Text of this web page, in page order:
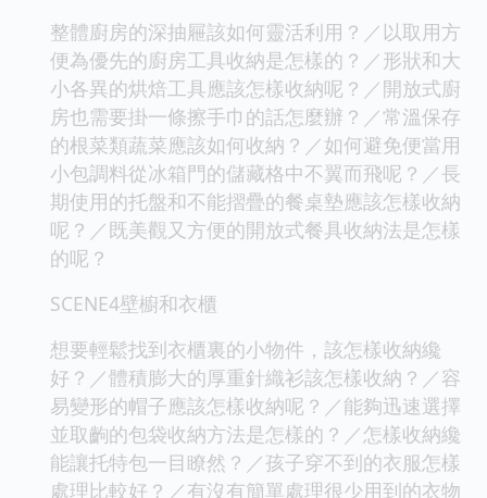
整體廚房的深抽屜該如何靈活利用？／以取用方
便為優先的廚房工具收納是怎樣的？／形狀和大
小各異的烘焙工具應該怎樣收納呢？／開放式廚
房也需要掛一條擦手巾的話怎麼辦？／常溫保存
的根菜類蔬菜應該如何收納？／如何避免便當用
小包調料從冰箱門的儲藏格中不翼而飛呢？／長
期使用的托盤和不能摺疊的餐桌墊應該怎樣收納
呢？／既美觀又方便的開放式餐具收納法是怎樣
的呢？
SCENE4壁櫥和衣櫃
想要輕鬆找到衣櫃裏的小物件，該怎樣收納纔
好？／體積膨大的厚重針織衫該怎樣收納？／容
易變形的帽子應該怎樣收納呢？／能夠迅速選擇
並取齣的包袋收納方法是怎樣的？／怎樣收納纔
能讓托特包一目瞭然？／孩子穿不到的衣服怎樣
處理比較好？／有沒有簡單處理很少用到的衣物